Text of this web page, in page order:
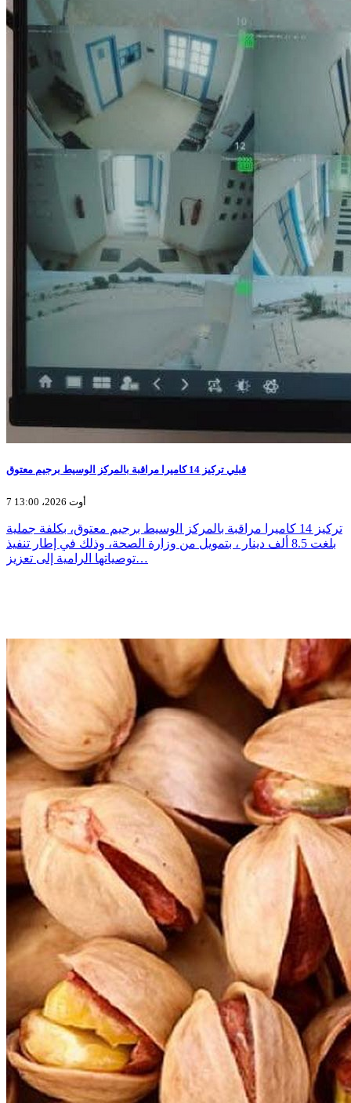
قبلي تركيز 14 كاميرا مراقبة بالمركز الوسيط برجيم معتوق
7 أوت 2026، 13:00
تركيز 14 كاميرا مراقبة بالمركز الوسيط برجيم معتوق، بكلفة جملية
بلغت 8.5 ألف دينار ، بتمويل من وزارة الصحة، وذلك في إطار تنفيذ
توصياتها الرامية إلى تعزيز…